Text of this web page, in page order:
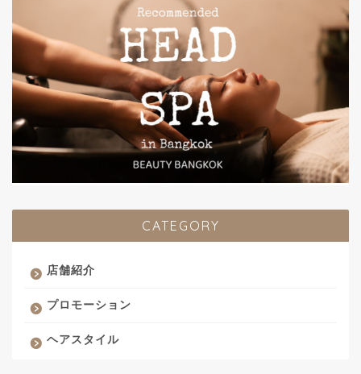
CATEGORY
店舗紹介
プロモーション
ヘアスタイル